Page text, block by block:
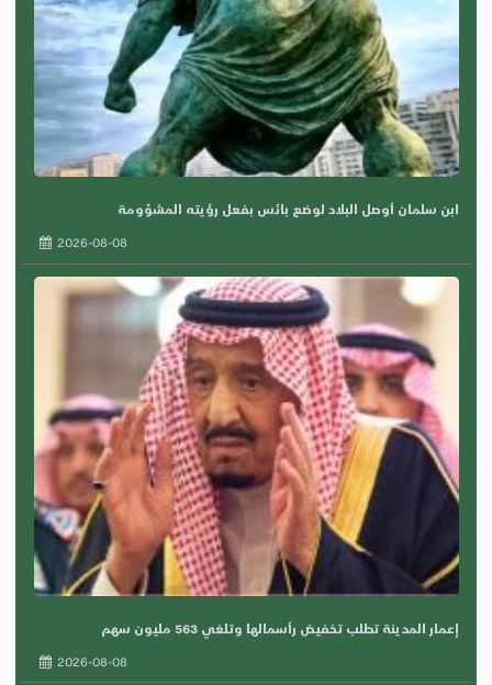
ابن سلمان أوصل البلاد لوضع بائس بفعل رؤيته المشؤومة
2026-08-08
إعمار المدينة تطلب تخفيض رأسمالها وتلغي 563 مليون سهم
2026-08-08